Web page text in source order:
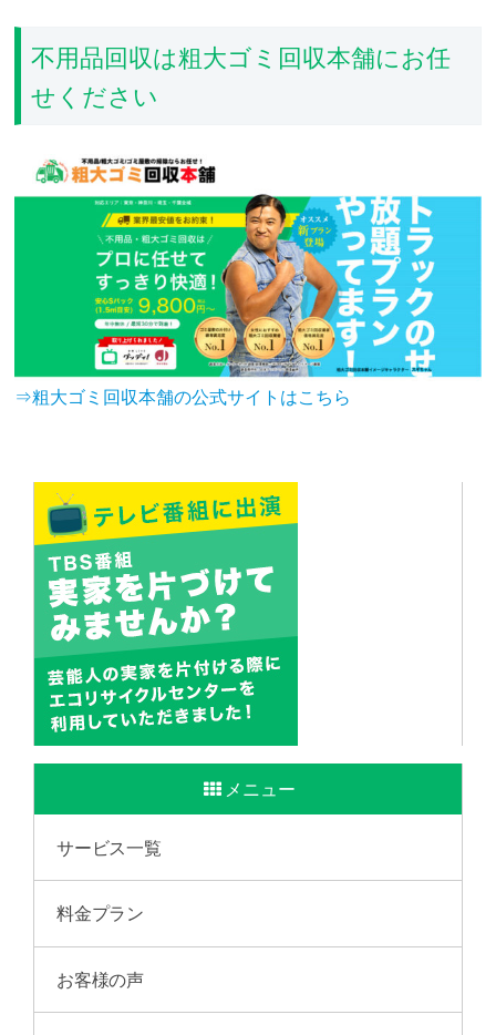
不用品回収は粗大ゴミ回収本舗にお任
せください
⇒粗大ゴミ回収本舗の公式サイトはこちら
メニュー
サービス一覧
料金プラン
お客様の声